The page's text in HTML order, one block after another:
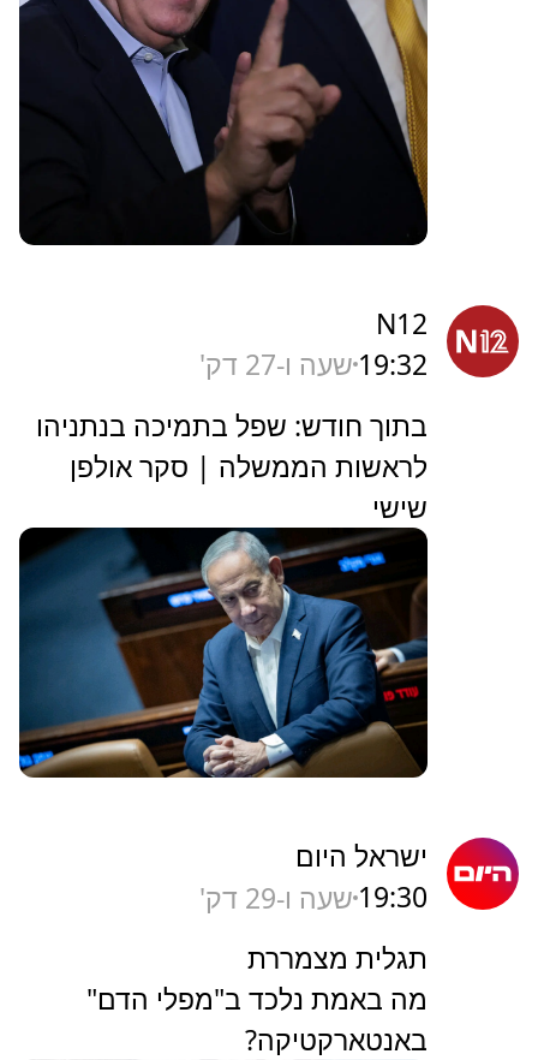
N12
19:32 שעה ו-27 דק'
בתוך חודש: שפל בתמיכה בנתניהו
לראשות הממשלה | סקר אולפן
שישי
ישראל היום
19:30 שעה ו-29 דק'
תגלית מצמררת
מה באמת נלכד ב"מפלי הדם"
באנטארקטיקה?